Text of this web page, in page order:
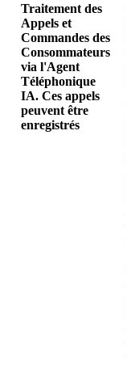
Traitement des
Appels et
Commandes des
Consommateurs
via l'Agent
Téléphonique
IA. Ces appels
peuvent être
enregistrés